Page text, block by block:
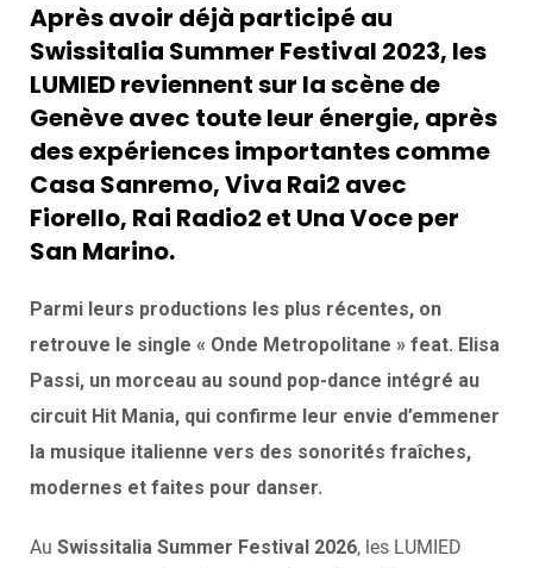
Après avoir déjà participé au
Swissitalia Summer Festival 2023, les
LUMIED reviennent sur la scène de
Genève avec toute leur énergie, après
des expériences importantes comme
Casa Sanremo,Viva Rai2 avec
Fiorello, Rai Radio2et Una Voce per
San Marino.
Parmi leurs productions les plus récentes, on
retrouve le single « Onde Metropolitane » feat. Elisa
Passi, un morceau au sound pop-dance intégré au
circuit Hit Mania, qui confirme leur envie d’emmener
la musique italienne vers des sonorités fraîches,
modernes et faites pour danser.
Au Swissitalia Summer Festival 2026, les LUMIED